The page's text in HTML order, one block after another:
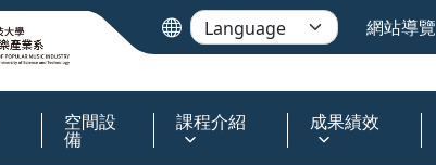
網站導覽
空間設
備
課程介紹 成果績效